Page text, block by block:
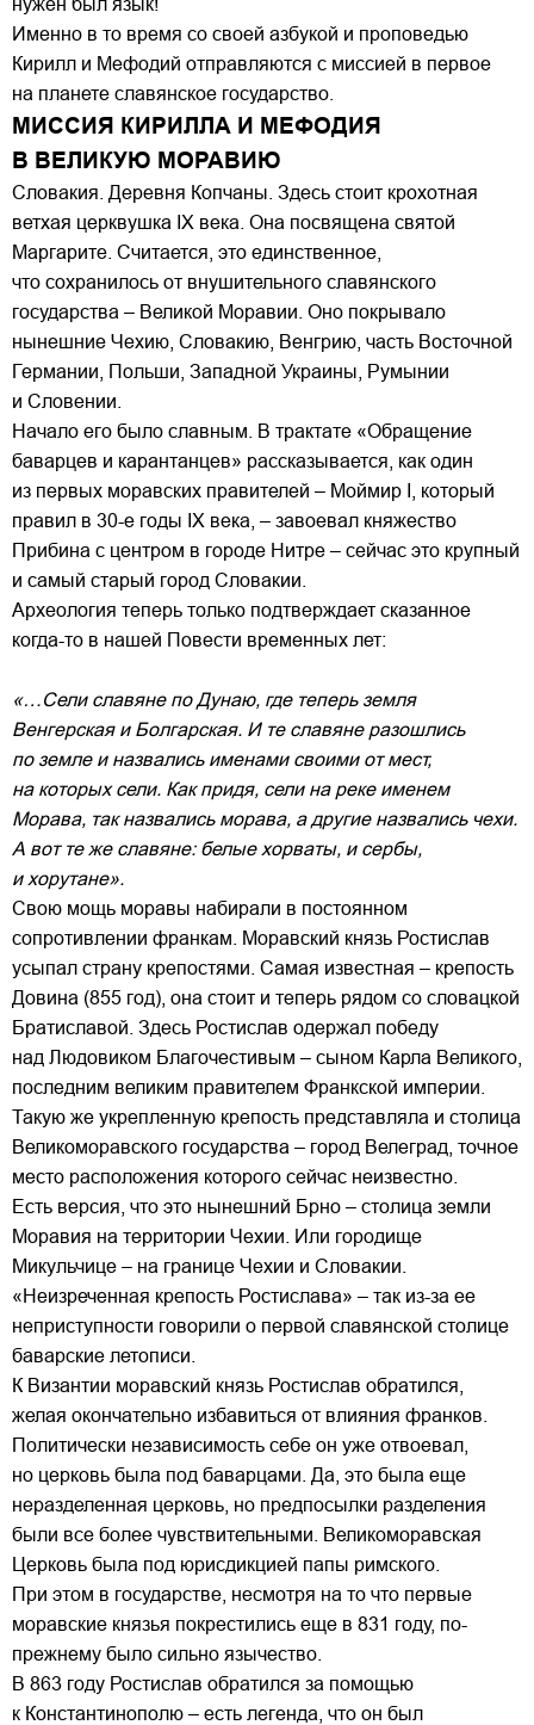
Именно в то время со своей азбукой и проповедью
Кирилл и Мефодий отправляются с миссией в первое
на планете славянское государство.
МИССИЯ КИРИЛЛА И МЕФОДИЯ
В ВЕЛИКУЮ МОРАВИЮ
Словакия. Деревня Копчаны. Здесь стоит крохотная
ветхая церквушка IX века. Она посвящена святой
Маргарите. Считается, это единственное,
что сохранилось от внушительного славянского
государства – Великой Моравии. Оно покрывало
нынешние Чехию, Словакию, Венгрию, часть Восточной
Германии, Польши, Западной Украины, Румынии
и Словении.
Начало его было славным. В трактате «Обращение
баварцев и карантанцев» рассказывается, как один
из первых моравских правителей – Моймир I, который
правил в 30-е годы IX века, – завоевал княжество
Прибина с центром в городе Нитре – сейчас это крупный
и самый старый город Словакии.
Археология теперь только подтверждает сказанное
когда-то в нашей Повести временных лет:
«…Сели славяне по Дунаю, где теперь земля
Венгерская и Болгарская. И те славяне разошлись
по земле и назвались именами своими от мест,
на которых сели. Как придя, сели на реке именем
Морава, так назвались морава, а другие назвались чехи.
А вот те же славяне: белые хорваты, и сербы,
и хорутане».
Свою мощь моравы набирали в постоянном
сопротивлении франкам. Моравский князь Ростислав
усыпал страну крепостями. Самая известная – крепость
Довина (855 год), она стоит и теперь рядом со словацкой
Братиславой. Здесь Ростислав одержал победу
над Людовиком Благочестивым – сыном Карла Великого,
последним великим правителем Франкской империи.
Такую же укрепленную крепость представляла и столица
Великоморавского государства – город Велеград, точное
место расположения которого сейчас неизвестно.
Есть версия, что это нынешний Брно – столица земли
Моравия на территории Чехии. Или городище
Микульчице – на границе Чехии и Словакии.
«Неизреченная крепость Ростислава» – так из-за ее
неприступности говорили о первой славянской столице
баварские летописи.
К Византии моравский князь Ростислав обратился,
желая окончательно избавиться от влияния франков.
Политически независимость себе он уже отвоевал,
но церковь была под баварцами. Да, это была еще
неразделенная церковь, но предпосылки разделения
были все более чувствительными. Великоморавская
Церковь была под юрисдикцией папы римского.
При этом в государстве, несмотря на то что первые
моравские князья покрестились еще в 831 году, по-
прежнему было сильно язычество.
В 863 году Ростислав обратился за помощью
к Константинополю – есть легенда, что он был